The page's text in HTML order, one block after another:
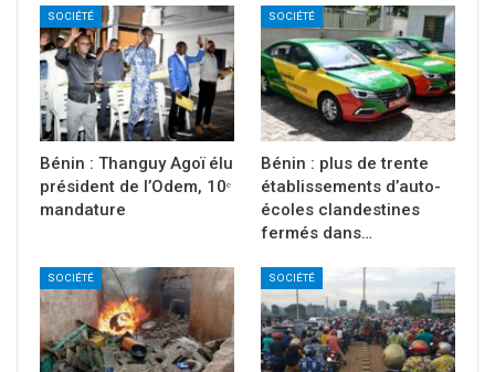
SOCIÉTÉ
Bénin : Thanguy Agoï élu
président de l’Odem, 10ᵉ
mandature
SOCIÉTÉ
Bénin : plus de trente
établissements d’auto-
écoles clandestines
fermés dans…
SOCIÉTÉ SOCIÉTÉ